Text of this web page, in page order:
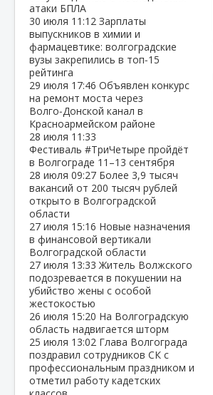
атаки БПЛА
30 июля 11:12 Зарплаты
выпускников в химии и
фармацевтике: волгоградские
вузы закрепились в топ‑15
рейтинга
29 июля 17:46 Объявлен конкурс
на ремонт моста через
Волго‑Донской канал в
Красноармейском районе
28 июля 11:33
Фестиваль #ТриЧетыре пройдёт
в Волгограде 11–13 сентября
28 июля 09:27 Более 3,9 тысяч
вакансий от 200 тысяч рублей
открыто в Волгоградской
области
27 июля 15:16 Новые назначения
в финансовой вертикали
Волгоградской области
27 июля 13:33Житель Волжского
подозревается в покушении на
убийство жены с особой
жестокостью
26 июля 15:20 На Волгоградскую
область надвигается шторм
25 июля 13:02 Глава Волгограда
поздравил сотрудников СК с
профессиональным праздником и
отметил работу кадетских